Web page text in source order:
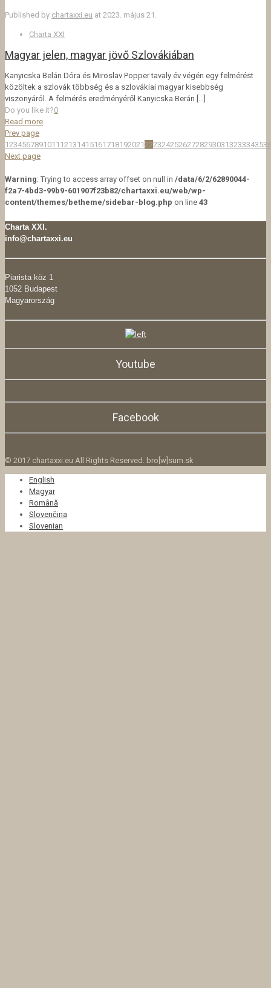
Published by chartaxxi.eu at 2023. május 21.
Charta XXI
Magyar jelen, magyar jövő Szlovákiában
Kanyicska Belán Dóra és Miroslav Popper tavaly év végén egy felmérést
közöltek a szlovák többség és a szlovákiai magyar kisebbség
viszonyáról. A felmérés eredményéről Kanyicska Berán […]
Do you like it?0
Read more
Prev page
1234567891011 12131415161718192021222324252627282930313233343536
Next page
Warning: Trying to access array offset on null in /data/6/2/62890044-
f2a7-4bd3-99b9-601907f23b82/chartaxxi.eu/web/wp-
content/themes/betheme/sidebar-blog.php on line 43
Charta XXI.
info@chartaxxi.eu
Piarista köz 1
1052 Budapest
Magyarország
Youtube
Facebook
© 2017 chartaxxi.eu All Rights Reserved. bro[w]sum.sk
English
Magyar
Română
Slovenčina
Slovenian